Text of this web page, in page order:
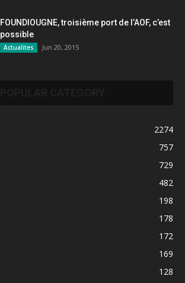
FOUNDIOUGNE, troisième port de l’AOF, c’est
possible
Actualites Jun 20, 2015
2274
757
729
482
198
178
172
169
128